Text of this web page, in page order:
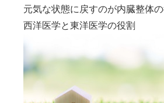
元気な状態に戻すのが内臓整体の
西洋医学と東洋医学の役割